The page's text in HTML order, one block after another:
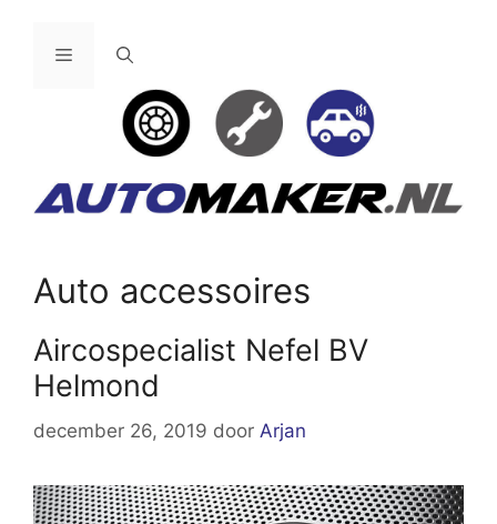
Menu
Auto accessoires
Aircospecialist Nefel BV
Helmond
december 26, 2019 door Arjan